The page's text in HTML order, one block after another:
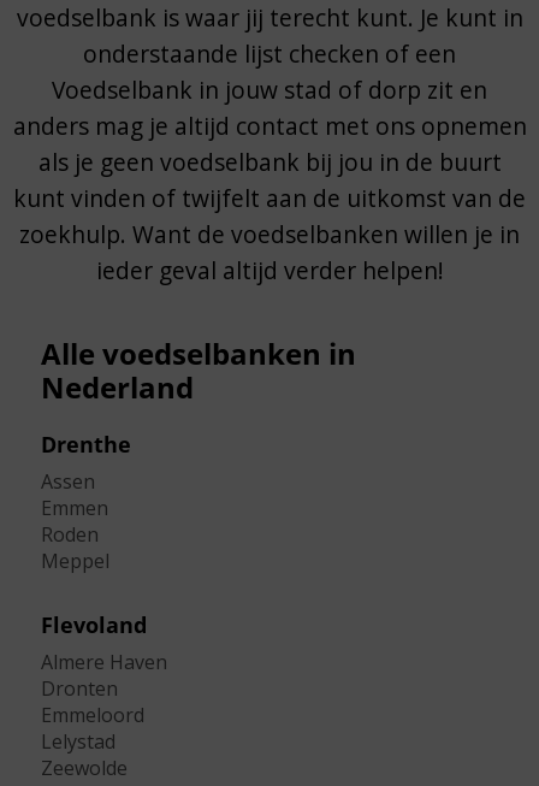
voedselbank is waar jij terecht kunt. Je kunt in
onderstaande lijst checken of een
Voedselbank in jouw stad of dorp zit en
anders mag je altijd contact met ons opnemen
als je geen voedselbank bij jou in de buurt
kunt vinden of twijfelt aan de uitkomst van de
zoekhulp. Want de voedselbanken willen je in
ieder geval altijd verder helpen!
Alle voedselbanken in
Nederland
Drenthe
Assen
Emmen
Roden
Meppel
Flevoland
Almere Haven
Dronten
Emmeloord
Lelystad
Zeewolde